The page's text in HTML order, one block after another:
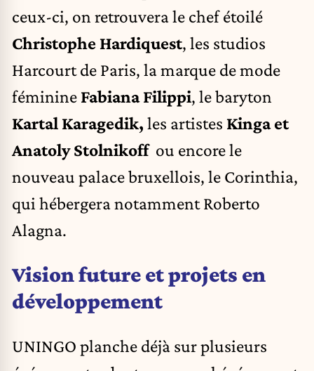
ceux-ci, on retrouvera le chef étoilé
Christophe Hardiquest, les studios
Harcourt de Paris, la marque de mode
féminine Fabiana Filippi, le baryton
Kartal Karagedik, les artistes Kinga et
Anatoly Stolnikoffou encore le
nouveau palace bruxellois, le Corinthia,
qui hébergera notamment Roberto
Alagna.
Vision future et projets en
développement
UNINGO planche déjà sur plusieurs